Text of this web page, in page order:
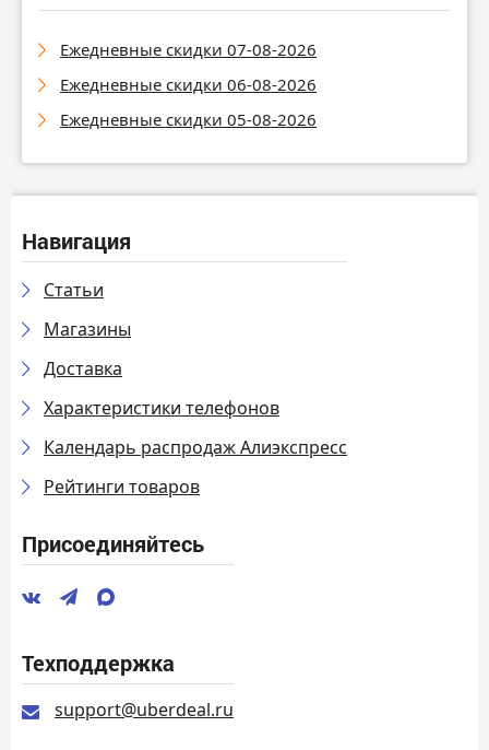
Ежедневные скидки 07-08-2026
Ежедневные скидки 06-08-2026
Ежедневные скидки 05-08-2026
Навигация
Статьи
Магазины
Доставка
Характеристики телефонов
Календарь распродаж Алиэкспресс
Рейтинги товаров
Присоединяйтесь
Техподдержка
support@uberdeal.ru